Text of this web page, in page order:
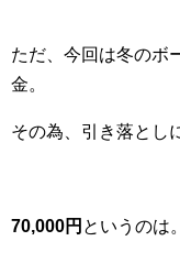
ただ、今回は冬のボ
金。
その為、引き落とし
70,000円 というのは。